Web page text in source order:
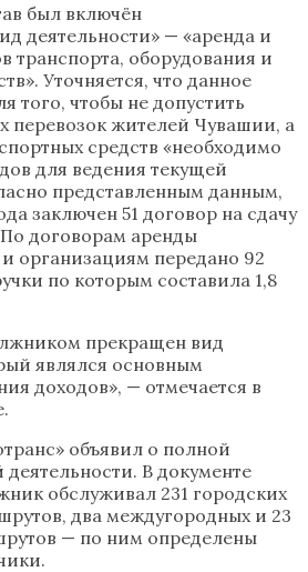
был включён
деятельности» — «аренда и
транспорта, оборудования и
Уточняется, что данное
того, чтобы не допустить
перевозок жителей Чувашии, а
средств «необходимо
для ведения текущей
представленным данным,
заключен 51 договор на сдачу
По договорам аренды
организациям передано 92
по которым составила 1,8
прекращен вид
являлся основным
доходов», — отмечается в
объявил о полной
деятельности. В документе
обслуживал 231 городских
два междугородных и 23
— по ним определены